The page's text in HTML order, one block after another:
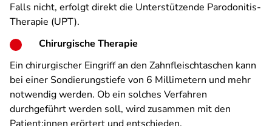
Falls nicht, erfolgt direkt die Unterstützende Parodonitis-
Therapie (UPT).
Chirurgische Therapie
Ein chirurgischer Eingriff an den Zahnfleischtaschen kann
bei einer Sondierungstiefe von 6 Millimetern und mehr
notwendig werden. Ob ein solches Verfahren
durchgeführt werden soll, wird zusammen mit den